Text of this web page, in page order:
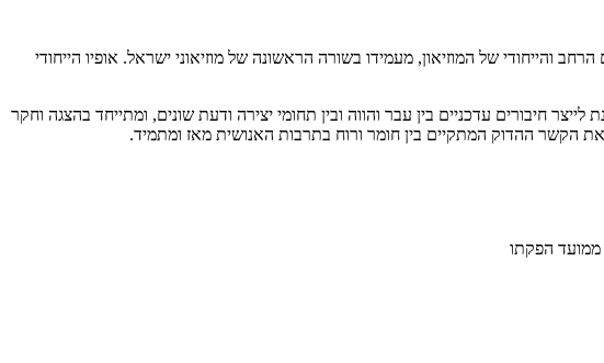
והייחודי של המוזיאון, מעמידו בשורה הראשונה של מוזיאוני ישראל. אופיו הייחודי
חיבורים עדכניים בין עבר והווה ובין תחומי יצירה ודעת שונים, ומתייחד בהצגה וחקר